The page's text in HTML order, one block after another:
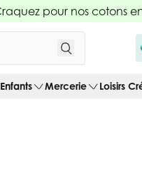
pour nos cotons
Mercerie Loisirs